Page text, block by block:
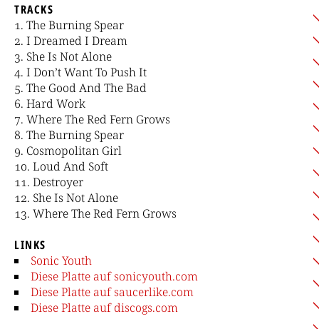
TRACKS
The Burning Spear
I Dreamed I Dream
She Is Not Alone
I Don’t Want To Push It
The Good And The Bad
Hard Work
Where The Red Fern Grows
The Burning Spear
Cosmopolitan Girl
Loud And Soft
Destroyer
She Is Not Alone
Where The Red Fern Grows
LINKS
Sonic Youth
Diese Platte auf sonicyouth.com
Diese Platte auf saucerlike.com
Diese Platte auf discogs.com